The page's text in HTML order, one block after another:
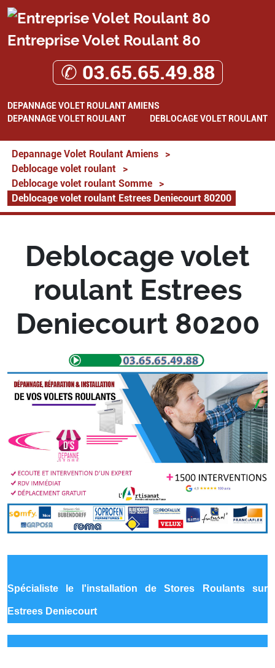
Entreprise Volet Roulant 80
✆ 03.65.65.49.88
DEPANNAGE VOLET ROULANT AMIENS
DEPANNAGE VOLET ROULANT
DEBLOCAGE VOLET ROULANT
Depannage Volet Roulant Amiens
>
Deblocage volet roulant
>
Deblocage volet roulant Somme
>
Deblocage volet roulant Estrees Deniecourt 80200
Deblocage volet
roulant Estrees
Deniecourt 80200
Spécialiste le l'installation de Stores Roulants sur
Estrees Deniecourt